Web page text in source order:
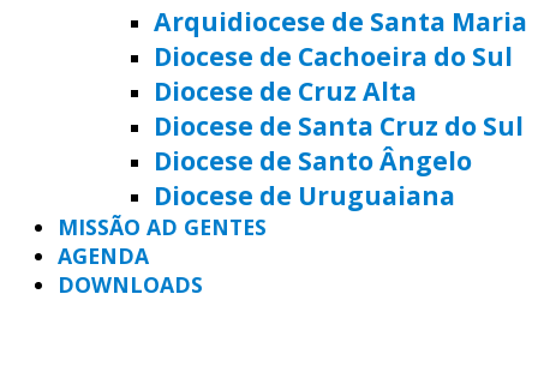
Arquidiocese de Santa Maria
Diocese de Cachoeira do Sul
Diocese de Cruz Alta
Diocese de Santa Cruz do Sul
Diocese de Santo Ângelo
Diocese de Uruguaiana
MISSÃO AD GENTES
AGENDA
DOWNLOADS